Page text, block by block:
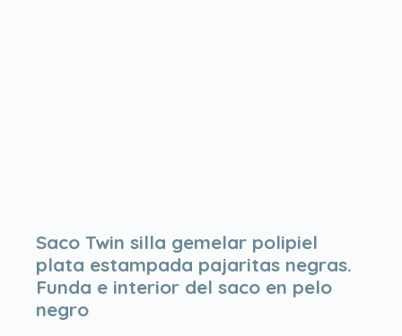
Saco Twin silla gemelar polipiel
plata estampada pajaritas negras.
Funda e interior del saco en pelo
negro